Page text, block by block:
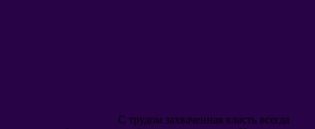
С трудом захваченная власть всегда